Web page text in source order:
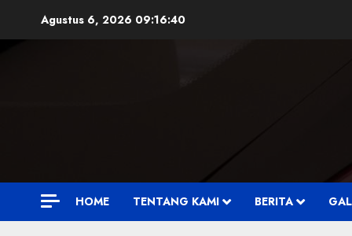
Agustus 6, 2026 09:16:42
HOME TENTANG KAMI BERITA